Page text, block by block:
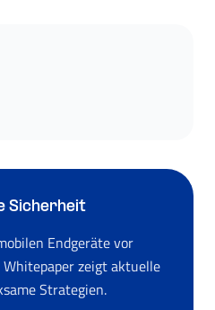
Sicherheit
Endgeräte vor
zeigt aktuelle
Strategien.